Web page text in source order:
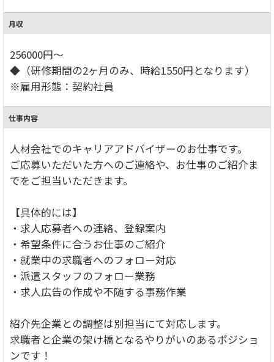
月収
256000円～
◆（研修期間の2ヶ月のみ、時給1550円となります）
※雇用形態：契約社員
仕事内容
人材会社でのキャリアアドバイザーのお仕事です。
ご応募いただいた方へのご連絡や、お仕事のご紹介ま
でをご担当いただきます。
【具体的には】
・求人応募者への連絡、登録案内
・希望条件に合うお仕事のご紹介
・就業中の求職者へのフォロー対応
・派遣スタッフのフォロー業務
・求人広告の作成や不随する事務作業
紹介先企業との調整は別担当にて対応します。
求職者と企業の架け橋となるやりがいのあるポジショ
ンです！